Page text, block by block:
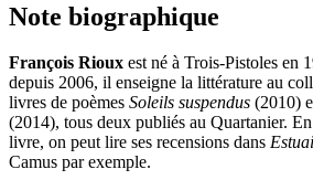
Note biographique
François Rioux est né à Trois-Pistoles en
depuis 2006, il enseigne la littérature au
livres de poèmes Soleils suspendus (2010)
(2014), tous deux publiés au Quartanier.
livre, on peut lire ses recensions dans
Camus par exemple.